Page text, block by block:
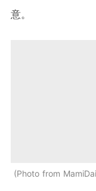
意。
Photo from